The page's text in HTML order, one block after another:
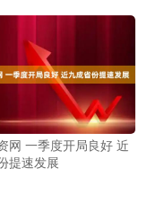
网 一季度开局良好 近
提速发展